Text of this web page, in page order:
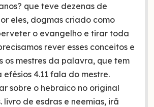
que teve dezenas de
eles, dogmas criado como
o evangelho e tirar toda
rever esses conceitos e
os mestres da palavra, que tem
efésios 4.11 fala do mestre.
sobre o hebraico no original
livro de esdras e neemias, irã